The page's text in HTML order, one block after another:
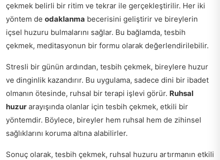
çekmek belirli bir ritim ve tekrar ile gerçekleştirilir. Her iki
yöntem de odaklanma becerisini geliştirir ve bireylerin
içsel huzuru bulmalarını sağlar. Bu bağlamda, tesbih
çekmek, meditasyonun bir formu olarak değerlendirilebilir.
Stresli bir günün ardından, tesbih çekmek, bireylere huzur
ve dinginlik kazandırır. Bu uygulama, sadece dini bir ibadet
olmanın ötesinde, ruhsal bir terapi işlevi görür. Ruhsal
huzur arayışında olanlar için tesbih çekmek, etkili bir
yöntemdir. Böylece, bireyler hem ruhsal hem de zihinsel
sağlıklarını koruma altına alabilirler.
Sonuç olarak, tesbih çekmek, ruhsal huzuru artırmanın etkili